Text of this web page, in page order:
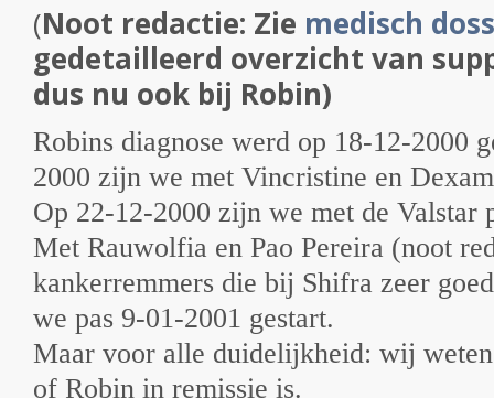
(Noot redactie: Zie medisch
gedetailleerd overzicht van
dus nu ook bij Robin)
Robins diagnose werd op 18-12-2000
2000 zijn we met Vincristine en
Op 22-12-2000 zijn we met de Valstar
Met Rauwolfia en Pao Pereira (noot
kankerremmers die bij Shifra zeer
we pas 9-01-2001 gestart.
Maar voor alle duidelijkheid: wij
of Robin in remissie is.